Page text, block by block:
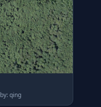
分类：材质 | by: qing